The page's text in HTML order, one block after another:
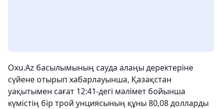
Oxu.Az басылымының сауда алаңы деректеріне
сүйене отырып хабарлауынша, Қазақстан
уақытымен сағат 12:41-дегі мәлімет бойынша
күмістің бір трой унциясының құны 80,08 долларды